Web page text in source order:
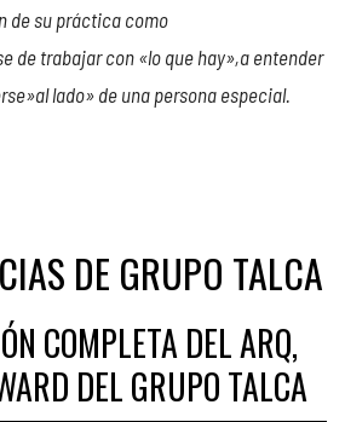
de su práctica como
de trabajar con «lo que hay»,a entender
lado» de una persona especial.
DE GRUPO TALCA
COMPLETA DEL ARQ,
DEL GRUPO TALCA